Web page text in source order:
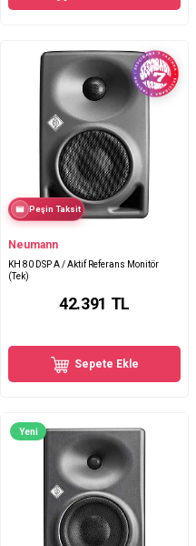
Peşin Taksit
Neumann
KH 80 DSP A / Aktif Referans Monitör
(Tek)
42.391 TL
Sepete Ekle
Yeni